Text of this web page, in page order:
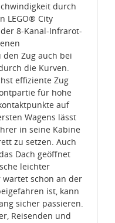
durch
LEGO® City
8-Kanal-Infrarot-
Zug auch bei
die Kurven.
effiziente Zug
für hohe
auf
Wagens lässt
in seine Kabine
zu setzen. Auch
Dach geöffnet
leichter
wartet schon an der
ist, kann
sicher passieren.
Reisenden und